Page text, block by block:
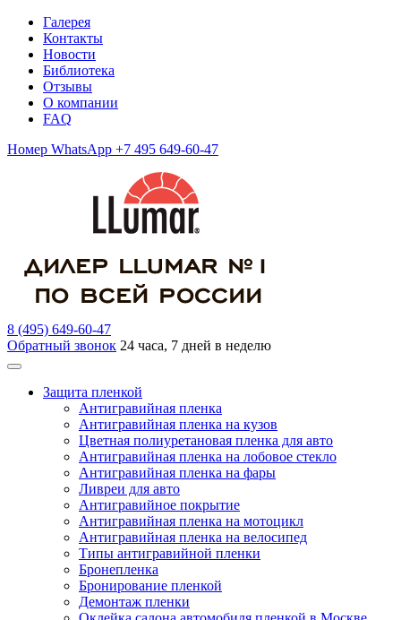
Галерея
Контакты
Новости
Библиотека
Отзывы
О компании
FAQ
Номер WhatsApp +7 495 649-60-47
8 (495) 649-60-47
Обратный звонок 24 часа, 7 дней в неделю
Защита пленкой
Антигравийная пленка
Антигравийная пленка на кузов
Цветная полиуретановая пленка для авто
Антигравийная пленка на лобовое стекло
Антигравийная пленка на фары
Ливреи для авто
Антигравийное покрытие
Антигравийная пленка на мотоцикл
Антигравийная пленка на велосипед
Типы антигравийной пленки
Бронепленка
Бронирование пленкой
Демонтаж пленки